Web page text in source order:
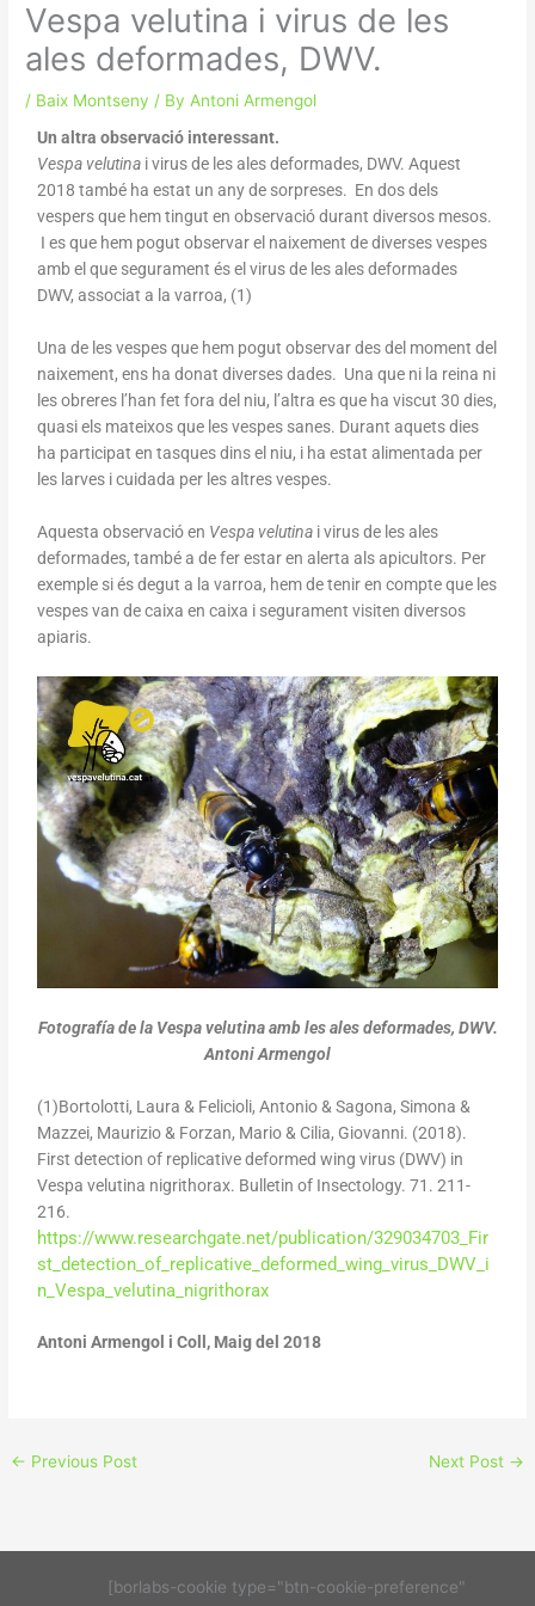
Vespa velutina i virus de les
ales deformades, DWV.
/ Baix Montseny / By Antoni Armengol
Un altra observació interessant.
Vespa velutina i virus de les ales deformades, DWV. Aquest
2018 també ha estat un any de sorpreses. En dos dels
vespers que hem tingut en observació durant diversos mesos.
I es que hem pogut observar el naixement de diverses vespes
amb el que segurament és el virus de les ales deformades
DWV, associat a la varroa, (1)
Una de les vespes que hem pogut observar des del moment del
naixement, ens ha donat diverses dades. Una que ni la reina ni
les obreres l’han fet fora del niu, l’altra es que ha viscut 30 dies,
quasi els mateixos que les vespes sanes. Durant aquets dies
ha participat en tasques dins el niu, i ha estat alimentada per
les larves i cuidada per les altres vespes.
Aquesta observació en Vespa velutina i virus de les ales
deformades, també a de fer estar en alerta als apicultors. Per
exemple si és degut a la varroa, hem de tenir en compte que les
vespes van de caixa en caixa i segurament visiten diversos
apiaris.
Fotografía de la Vespa velutina amb les ales deformades, DWV.
Antoni Armengol
(1)Bortolotti, Laura & Felicioli, Antonio & Sagona, Simona &
Mazzei, Maurizio & Forzan, Mario & Cilia, Giovanni. (2018).
First detection of replicative deformed wing virus (DWV) in
Vespa velutina nigrithorax. Bulletin of Insectology. 71. 211-
216.
https://www.researchgate.net/publication/329034703_Fir
st_detection_of_replicative_deformed_wing_virus_DWV_i
n_Vespa_velutina_nigrithorax
Antoni Armengol i Coll, Maig del 2018
← Previous Post Next Post →
[borlabs-cookie type="btn-cookie-preference"